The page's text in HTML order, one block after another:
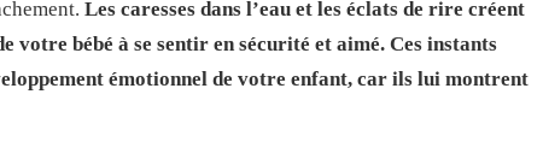
Les caresses dans l’eau et les éclats de rire créent
votre bébé à se sentir en sécurité et aimé. Ces instants
émotionnel de votre enfant, car ils lui montrent